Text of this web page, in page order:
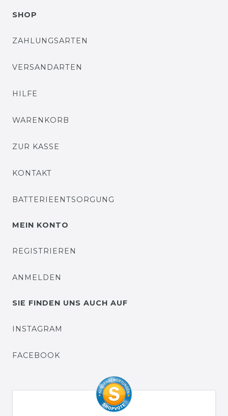
SHOP
ZAHLUNGSARTEN
VERSANDARTEN
HILFE
WARENKORB
ZUR KASSE
KONTAKT
BATTERIEENTSORGUNG
MEIN KONTO
REGISTRIEREN
ANMELDEN
SIE FINDEN UNS AUCH AUF
INSTAGRAM
FACEBOOK